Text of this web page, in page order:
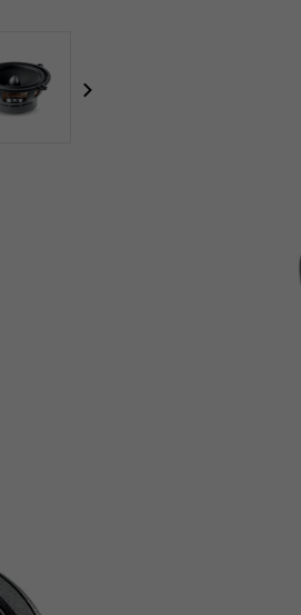
focal-naim-